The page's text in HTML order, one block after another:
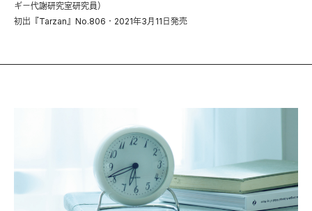
ギー代謝研究室研究員）
初出『Tarzan』No.806・2021年3月11日発売